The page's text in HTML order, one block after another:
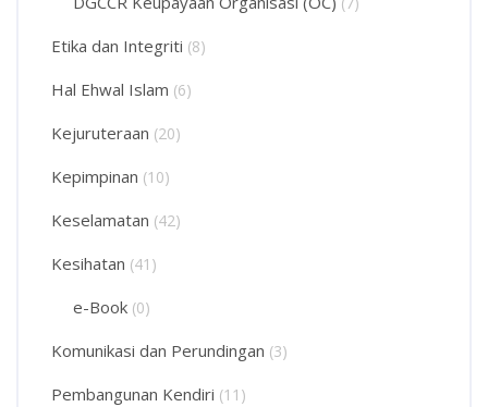
Etika dan Integriti (8)
Hal Ehwal Islam (6)
Kejuruteraan (20)
Kepimpinan (10)
Keselamatan (42)
Kesihatan (41)
e-Book (0)
Komunikasi dan Perundingan (3)
Pembangunan Kendiri (11)